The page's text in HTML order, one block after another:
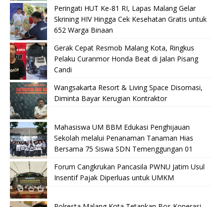
Peringati HUT Ke-81 RI, Lapas Malang Gelar
Skrining HIV Hingga Cek Kesehatan Gratis untuk
652 Warga Binaan
Gerak Cepat Resmob Malang Kota, Ringkus
Pelaku Curanmor Honda Beat di Jalan Pisang
Candi
Wangsakarta Resort & Living Space Disomasi,
Diminta Bayar Kerugian Kontraktor
Mahasiswa UM BBM Edukasi Penghijauan
Sekolah melalui Penanaman Tanaman Hias
Bersama 75 Siswa SDN Temenggungan 01
Forum Cangkrukan Pancasila PWNU Jatim Usul
Insentif Pajak Diperluas untuk UMKM